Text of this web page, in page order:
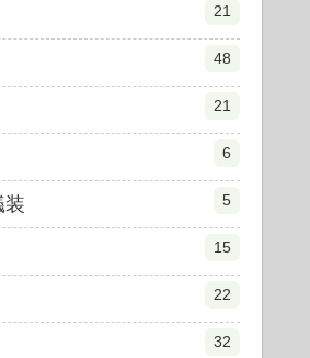
21
48
21
6
装 5
15
22
32